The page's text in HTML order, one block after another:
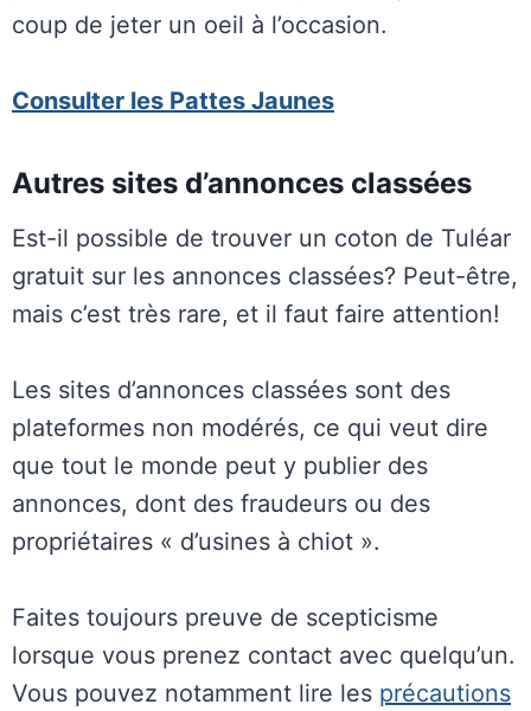
coup de jeter un oeil à l’occasion.
Consulter les Pattes Jaunes
Autres sites d’annonces classées
Est-il possible de trouver un coton de Tuléar
gratuit sur les annonces classées? Peut-être,
mais c’est très rare, et il faut faire attention!
Les sites d’annonces classées sont des
plateformes non modérés, ce qui veut dire
que tout le monde peut y publier des
annonces, dont des fraudeurs ou des
propriétaires « d’usines à chiot ».
Faites toujours preuve de scepticisme
lorsque vous prenez contact avec quelqu’un.
Vous pouvez notamment lire les précautions